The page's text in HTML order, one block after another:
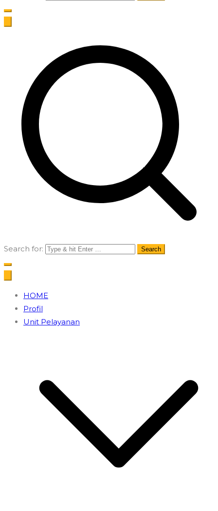
Search for:
HOME
Profil
Unit Pelayanan